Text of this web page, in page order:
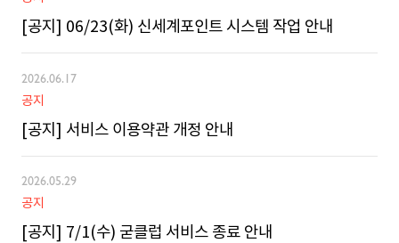
[공지] 06/23(화) 신세계포인트 시스템 작업 안내
2026.06.17
공지
[공지] 서비스 이용약관 개정 안내
2026.05.29
공지
[공지] 7/1(수) 굳클럽 서비스 종료 안내